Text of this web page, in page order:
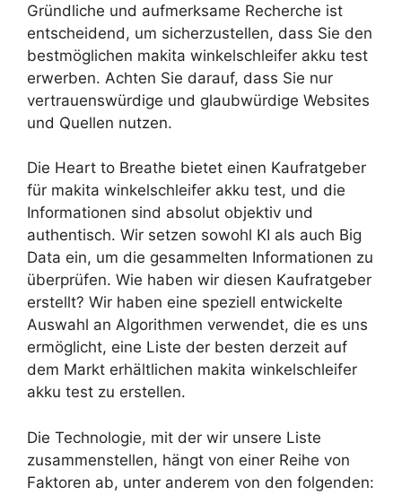
Gründliche und aufmerksame Recherche ist
entscheidend, um sicherzustellen, dass Sie den
bestmöglichen makita winkelschleifer akku test
erwerben. Achten Sie darauf, dass Sie nur
vertrauenswürdige und glaubwürdige Websites
und Quellen nutzen.
Die Heart to Breathe bietet einen Kaufratgeber
für makita winkelschleifer akku test, und die
Informationen sind absolut objektiv und
authentisch. Wir setzen sowohl KI als auch Big
Data ein, um die gesammelten Informationen zu
überprüfen. Wie haben wir diesen Kaufratgeber
erstellt? Wir haben eine speziell entwickelte
Auswahl an Algorithmen verwendet, die es uns
ermöglicht, eine Liste der besten derzeit auf
dem Markt erhältlichen makita winkelschleifer
akku test zu erstellen.
Die Technologie, mit der wir unsere Liste
zusammenstellen, hängt von einer Reihe von
Faktoren ab, unter anderem von den folgenden: